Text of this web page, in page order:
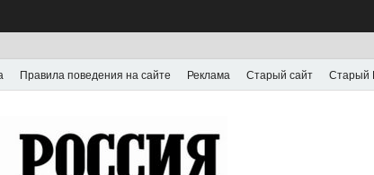
Правила поведения на сайте Реклама Старый сайт Старый
Выпускается с июля